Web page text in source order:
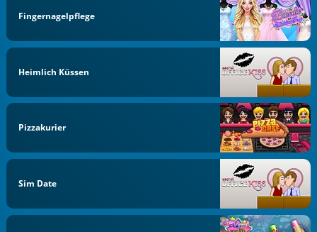
Fingernagelpflege
Heimlich Küssen
Pizzakurier
Sim Date